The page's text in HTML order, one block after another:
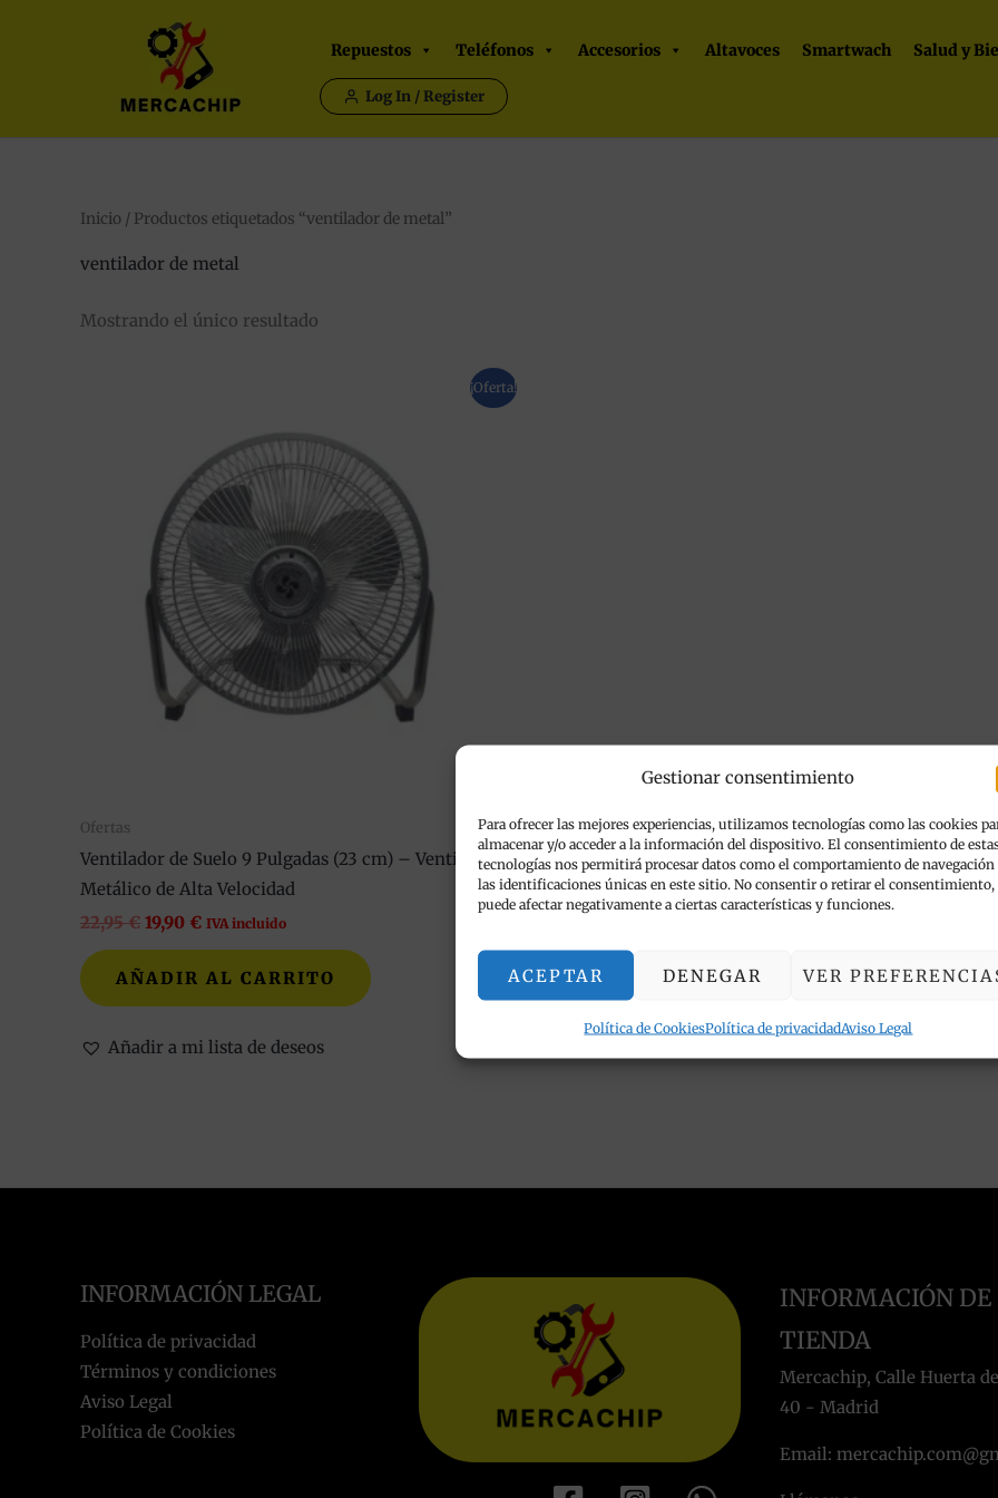
Gestionar consentimiento
Para ofrecer las mejores experiencias, utilizamos tecnologías como las cookies
almacenar y/o acceder a la información del dispositivo. El consentimiento de
tecnologías nos permitirá procesar datos como el comportamiento de navegación
las identificaciones únicas en este sitio. No consentir o retirar el consentimiento,
puede afectar negativamente a ciertas características y funciones.
ACEPTAR DENEGAR VER
Política de CookiesPolítica de privacidadAviso Legal
Repuestos Teléfonos Accesorios Altavoces Smartwach Salud y
Log In / Register
Inicio / Productos etiquetados “ventilador de metal”
ventilador de metal
Mostrando el único resultado
¡Oferta!
Ofertas
Ventilador de Suelo 9 Pulgadas (23 cm) – Ventilador
Metálico de Alta Velocidad
22,95€
22,95 €.
19,90 €
es:
19,90 €.
IVA incluido
AÑADIR AL CARRITO
Añadir a mi lista de deseos
INFORMACIÓN LEGAL
Política de privacidad
Términos y condiciones
Aviso Legal
Política de Cookies
INFORMACIÓN DE
TIENDA
Mercachip, Calle Huerta
40 - Madrid
Email: